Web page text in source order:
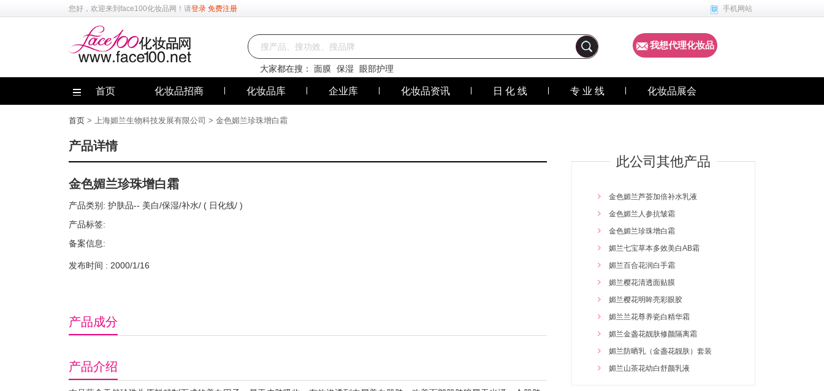
手机网站
您好，欢迎来到 face100化妆品网 ！请登录 免费注册
大家都在搜： 面膜 保湿 眼部护理
我想代理化妆品
首页 化妆品招商 化妆品库 企业库 化妆品资讯 日 化 线 专 业 线 化妆品展会
首页 > 上海媚兰生物科技发展有限公司 > 金色媚兰珍珠增白霜
产品详情
金色媚兰珍珠增白霜
产品类别: 护肤品-- 美白/保湿/补水/ ( 日化线/ )
产品标签:
备案信息:
发布时间 : 2000/1/16
产品成分
产品介绍
此公司其他产品
金色媚兰芦荟加倍补水乳液
金色媚兰人参抗皱霜
金色媚兰珍珠增白霜
媚兰七宝草本多效美白AB霜
媚兰百合花润白手霜
媚兰樱花清透面贴膜
媚兰樱花明眸亮彩眼胶
媚兰兰花尊养瓷白精华霜
媚兰金盏花靓肤修颜隔离霜
媚兰防晒乳（金盏花靓肤）套装
媚兰山茶花幼白舒颜乳液